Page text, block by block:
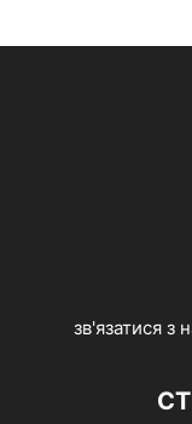
зв'язатися з